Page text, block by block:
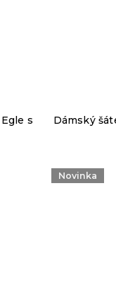
s
Dámský
Novinka